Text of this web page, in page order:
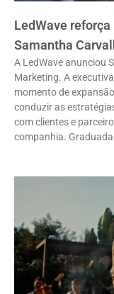
LedWave
Samantha
A LedWave anunciou
Marketing. A
momento de
conduzir as
com clientes e
companhia. Graduada